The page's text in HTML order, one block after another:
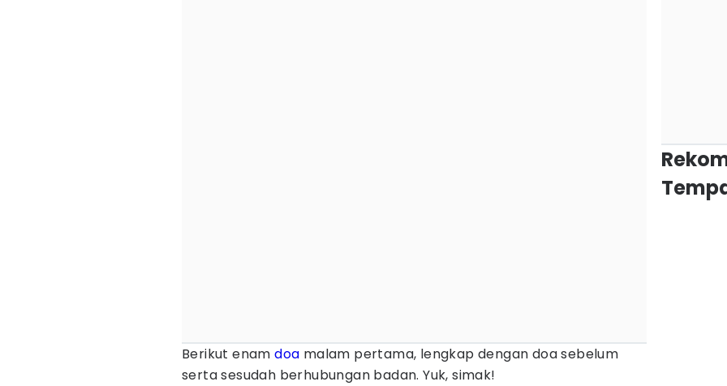
Berikut enamdoa malam pertama, lengkap dengan doa sebelum
serta sesudah berhubungan badan. Yuk, simak!